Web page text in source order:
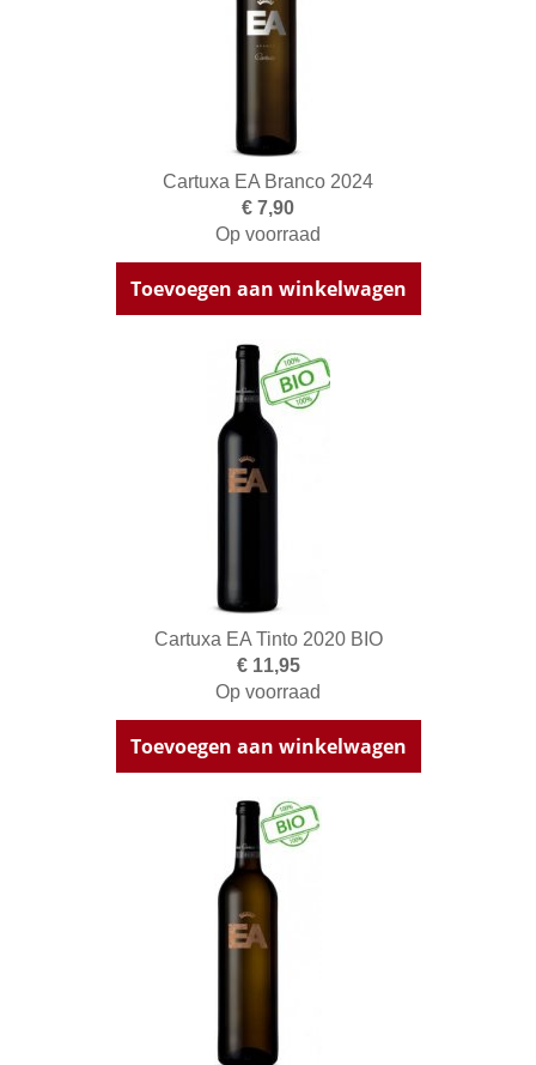
Cartuxa EA Branco 2024
€ 7,90
Op voorraad
Toevoegen aan winkelwagen
Cartuxa EA Tinto 2020 BIO
€ 11,95
Op voorraad
Toevoegen aan winkelwagen